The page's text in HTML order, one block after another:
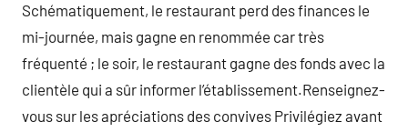
Schématiquement, le restaurant perd des finances le
mi-journée, mais gagne en renommée car très
fréquenté ; le soir, le restaurant gagne des fonds avec la
clientèle qui a sûr informer l’établissement.Renseignez-
vous sur les apréciations des convives Privilégiez avant